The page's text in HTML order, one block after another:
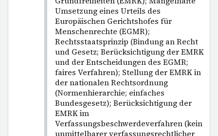
Umsetzung eines Urteils des
Europäischen Gerichtshofes für
Menschenrechte (EGMR);
Rechtsstaatsprinzip (Bindung an Recht
und Gesetz; Berücksichtigung der EMRK
und der Entscheidungen des EGMR;
faires Verfahren); Stellung der EMRK in
der nationalen Rechtsordnung
(Normenhierarchie; einfaches
Bundesgesetz); Berücksichtigung der
EMRK im
Verfassungsbeschwerdeverfahren (kein
unmittelbarer verfassungsrechtlicher